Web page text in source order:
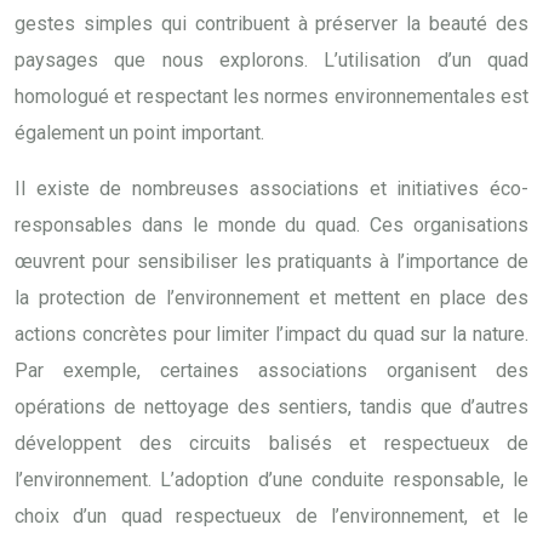
gestes simples qui contribuent à préserver la beauté des
paysages que nous explorons. L’utilisation d’un quad
homologué et respectant les normes environnementales est
également un point important.
Il existe de nombreuses associations et initiatives éco-
responsables dans le monde du quad. Ces organisations
œuvrent pour sensibiliser les pratiquants à l’importance de
la protection de l’environnement et mettent en place des
actions concrètes pour limiter l’impact du quad sur la nature.
Par exemple, certaines associations organisent des
opérations de nettoyage des sentiers, tandis que d’autres
développent des circuits balisés et respectueux de
l’environnement. L’adoption d’une conduite responsable, le
choix d’un quad respectueux de l’environnement, et le